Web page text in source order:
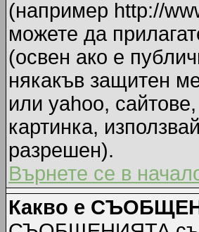
(например http://
можете да
(освен ако е
някакъв защитен
или yahoo,
картинка,
разрешен).
Върнете се в
Какво е